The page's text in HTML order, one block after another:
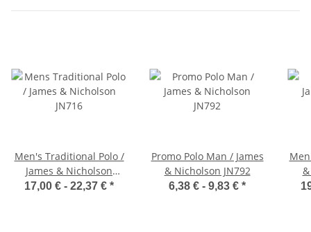
Men's Traditional Polo /
James & Nicholson
JN716
17,00 € - 22,37 € *
Promo Polo Man / James
& Nicholson JN792
6,38 € - 9,83 € *